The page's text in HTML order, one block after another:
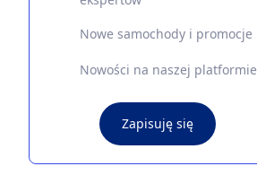
Nowe samochody i promocje
Nowości na naszej platformie
Zapisuję się